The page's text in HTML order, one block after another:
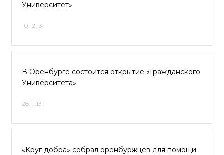
Университет»
10.12.13
В Оренбурге состоится открытие «Гражданского
Университета»
28.11.13
«Круг добра» собрал оренбуржцев для помощи